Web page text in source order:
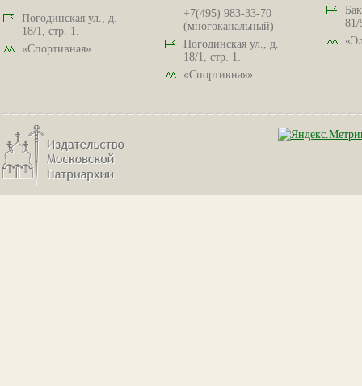
Погодинская ул., д.
18/1, стр. 1.
«Спортивная»
+7(495) 983-33-70
(многоканальный)
Погодинская ул., д.
18/1, стр. 1.
«Спортивная»
81/